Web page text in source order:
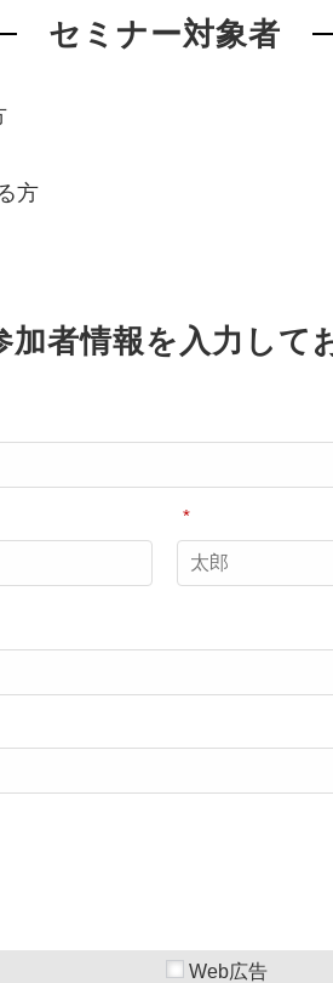
セミナー対象者
方
加者情報を入力して
*
Web広告